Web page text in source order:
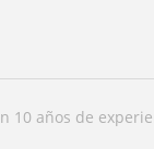
10 años de